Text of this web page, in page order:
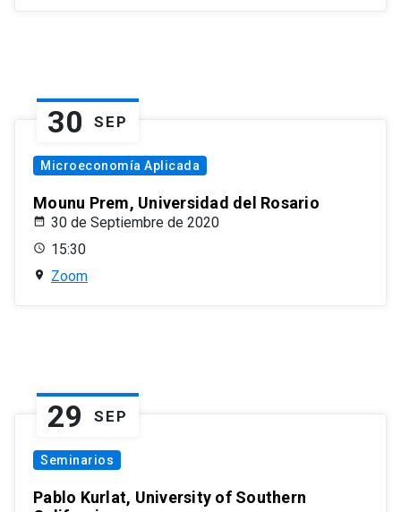
30 SEP
Microeconomía Aplicada
Mounu Prem, Universidad del Rosario
30 de Septiembre de 2020
15:30
Zoom
29 SEP
Seminarios
Pablo Kurlat, University of Southern